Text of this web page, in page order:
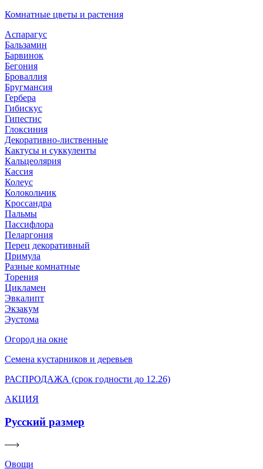
Комнатные цветы и растения
Аспарагус
Бальзамин
Барвинок
Бегония
Броваллия
Бругмансия
Гербера
Гибискус
Гипестис
Глоксиния
Декоративно-лиственные
Кактусы и суккуленты
Кальцеолярия
Кассия
Колеус
Колокольчик
Кроссандра
Пальмы
Пассифлора
Пеларгония
Перец декоративный
Примула
Разные комнатные
Торения
Цикламен
Эвкалипт
Экзакум
Эустома
Огород на окне
Семена кустарников и деревьев
РАСПРОДАЖА (срок годности до 12.26)
АКЦИЯ
Русский размер
Овощи